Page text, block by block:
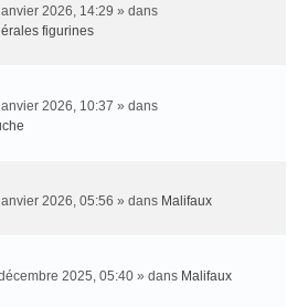
2026, 14:29 » dans
figurines
2026, 10:37 » dans
2026, 05:56 » dans Malifaux
2025, 05:40 » dans Malifaux